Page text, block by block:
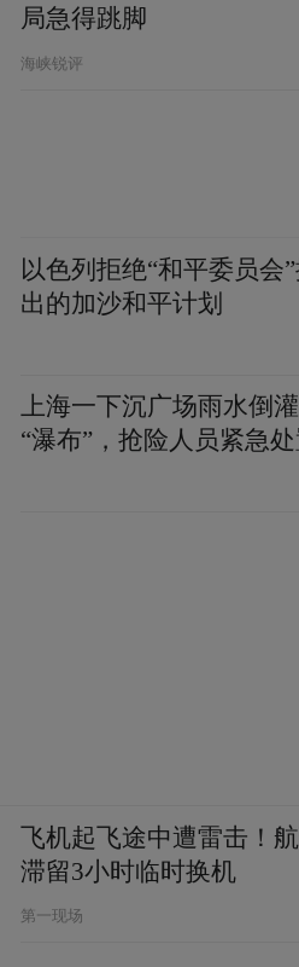
局急得跳脚
海峡锐评
以色列拒绝“和平委员会”
出的加沙和平计划
上海一下沉广场雨水倒
“瀑布”，抢险人员紧急
飞机起飞途中遭雷击！
滞留3小时临时换机
第一现场